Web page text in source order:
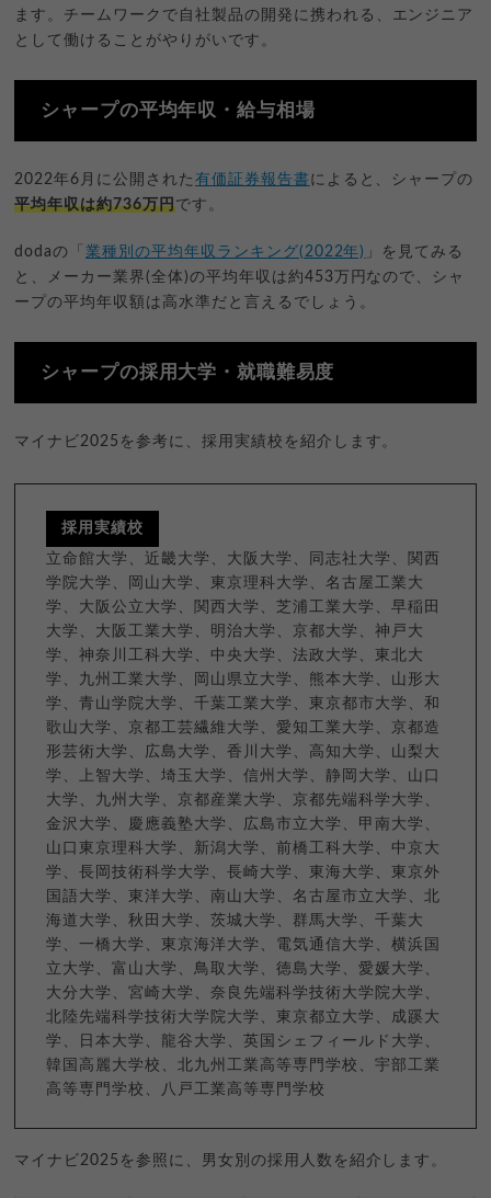
ます。チームワークで自社製品の開発に携われる、エンジニア
として働けることがやりがいです。
シャープの平均年収・給与相場
2022年6月に公開された 有価証券報告書によると、シャープの
平均年収は約736万円です。
dodaの「業種別の平均年収ランキング(2022年) 」を見てみる
と、メーカー業界(全体)の平均年収は約453万円なので、シャ
ープの平均年収額は高水準だと言えるでしょう。
シャープの採用大学・就職難易度
マイナビ2025を参考に、採用実績校を紹介します。
採用実績校
立命館大学、近畿大学、大阪大学、同志社大学、関西
学院大学、岡山大学、東京理科大学、名古屋工業大
学、大阪公立大学、関西大学、芝浦工業大学、早稲田
大学、大阪工業大学、明治大学、京都大学、神戸大
学、神奈川工科大学、中央大学、法政大学、東北大
学、九州工業大学、岡山県立大学、熊本大学、山形大
学、青山学院大学、千葉工業大学、東京都市大学、和
歌山大学、京都工芸繊維大学、愛知工業大学、京都造
形芸術大学、広島大学、香川大学、高知大学、山梨大
学、上智大学、埼玉大学、信州大学、静岡大学、山口
大学、九州大学、京都産業大学、京都先端科学大学、
金沢大学、慶應義塾大学、広島市立大学、甲南大学、
山口東京理科大学、新潟大学、前橋工科大学、中京大
学、長岡技術科学大学、長崎大学、東海大学、東京外
国語大学、東洋大学、南山大学、名古屋市立大学、北
海道大学、秋田大学、茨城大学、群馬大学、千葉大
学、一橋大学、東京海洋大学、電気通信大学、横浜国
立大学、富山大学、鳥取大学、徳島大学、愛媛大学、
大分大学、宮崎大学、奈良先端科学技術大学院大学、
北陸先端科学技術大学院大学、東京都立大学、成蹊大
学、日本大学、龍谷大学、英国シェフィールド大学、
韓国高麗大学校、北九州工業高等専門学校、宇部工業
高等専門学校、八戸工業高等専門学校
マイナビ2025を参照に、男女別の採用人数を紹介します。